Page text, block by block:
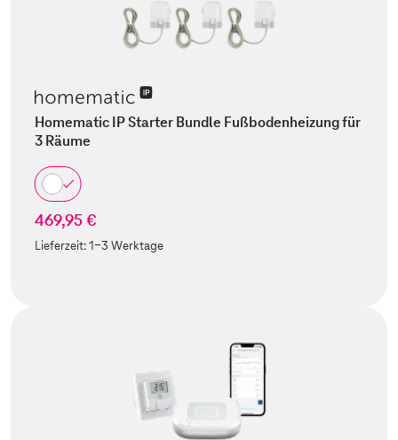
Homematic IP Starter Bundle Fußbodenheizung für
3 Räume
469,95 €
Lieferzeit:1-3 Werktage